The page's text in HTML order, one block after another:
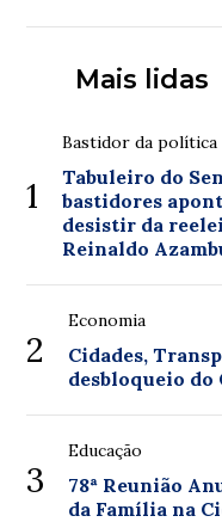
Mais lidas
1
Bastidor da política
Tabuleiro do
bastidores
desistir da
Reinaldo
2
Economia
Cidades,
desbloqueio do
3
Educação
78ª Reunião
da Família na